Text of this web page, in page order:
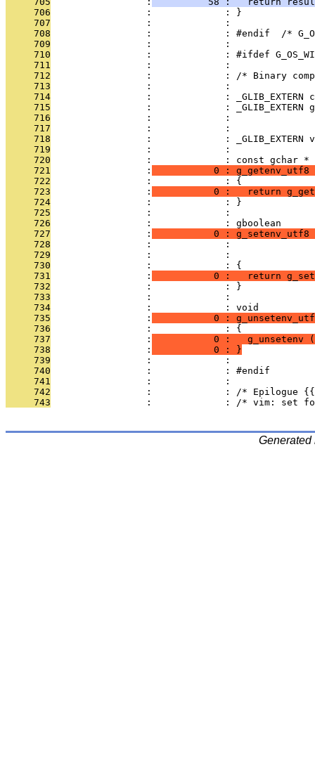
     706
                 :             : }
     707
                 :             :
     708
:             : #endif  /*
     709
                 :             :
     710
:             : #ifdef
     711
                 :             :
     712
:             : /* Binary
     713
                 :             :
     714
:             : _GLIB_EXTERN
     715
:             : _GLIB_EXTERN
     716
:             :
     717
:             :
     718
:             : _GLIB_EXTERN
     719
                 :             :
     720
                 :             : const gchar *
     721
                 :
0 : g_getenv_utf8
     722
                 :             : {
     723
                 :
0 :   return
     724
                 :             : }
     725
                 :             :
     726
                 :             : gboolean
     727
                 :
0 : g_setenv_utf8
     728
:             :
     729
:             :
     730
                 :             : {
     731
                 :
0 :   return
     732
                 :             : }
     733
                 :             :
     734
                 :             : void
     735
                 :
0 :
     736
                 :             : {
     737
                 :
0 :   g_unsetenv
     738
                 :
           0 : }
     739
                 :             :
     740
                 :             : #endif
     741
                 :             :
     742
:             : /* Epilogue
     743
:             : /* vim: set